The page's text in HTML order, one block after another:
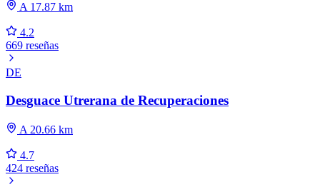
A 17.87 km
4.2
669 reseñas
DE
Desguace Utrerana de Recuperaciones
A 20.66 km
4.7
424 reseñas